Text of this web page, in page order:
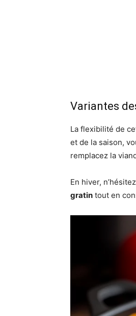
Variantes
La flexibilité de
et de la saison,
remplacez la
En hiver,
gratin tout en